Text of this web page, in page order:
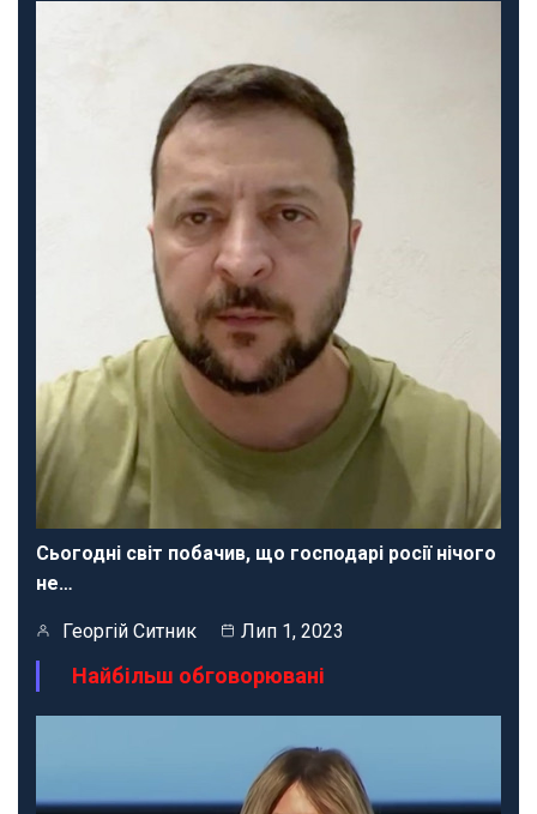
Сьогодні світ побачив, що господарі росії нічого
не…
Георгій Ситник Лип 1, 2023
Найбільш обговорювані